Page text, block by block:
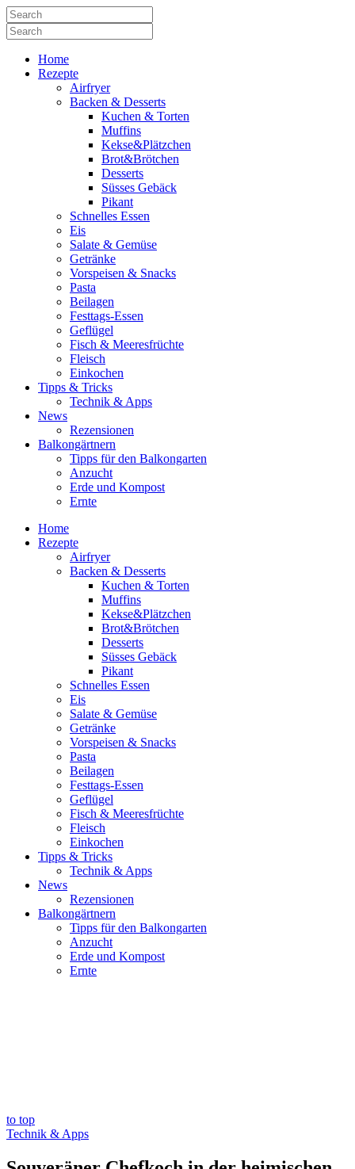
Home
Rezepte
Airfryer
Backen & Desserts
Kuchen & Torten
Muffins
Kekse&Plätzchen
Brot&Brötchen
Desserts
Süsses Gebäck
Pikant
Schnelles Essen
Eis
Salate & Gemüse
Getränke
Vorspeisen & Snacks
Pasta
Beilagen
Festtags-Essen
Geflügel
Fisch & Meeresfrüchte
Fleisch
Einkochen
Tipps & Tricks
Technik & Apps
News
Rezensionen
Balkongärtnern
Tipps für den Balkongarten
Anzucht
Erde und Kompost
Ernte
Home
Rezepte
Airfryer
Backen & Desserts
Kuchen & Torten
Muffins
Kekse&Plätzchen
Brot&Brötchen
Desserts
Süsses Gebäck
Pikant
Schnelles Essen
Eis
Salate & Gemüse
Getränke
Vorspeisen & Snacks
Pasta
Beilagen
Festtags-Essen
Geflügel
Fisch & Meeresfrüchte
Fleisch
Einkochen
Tipps & Tricks
Technik & Apps
News
Rezensionen
Balkongärtnern
Tipps für den Balkongarten
Anzucht
Erde und Kompost
Ernte
to top
Technik & Apps